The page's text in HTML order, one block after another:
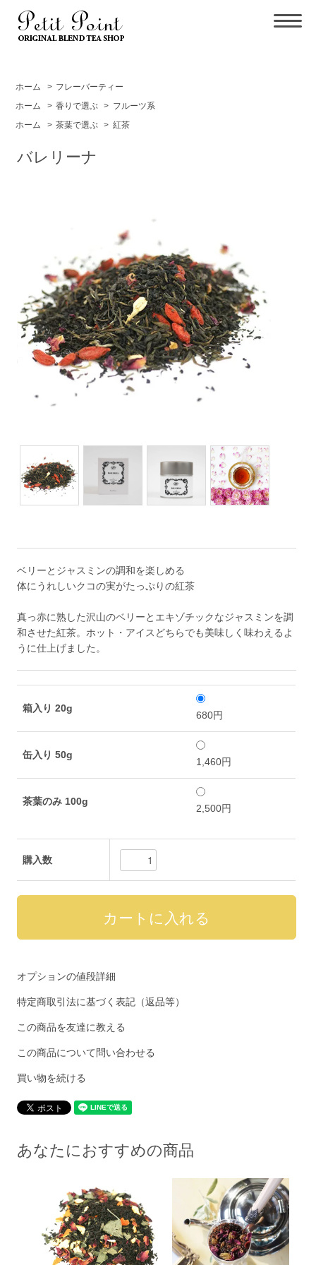
ホーム > フレーバーティー
ホーム
> 香りで選ぶ > フルーツ系
ホーム
> 茶葉で選ぶ > 紅茶
バレリーナ
ベリーとジャスミンの調和を楽しめる
体にうれしいクコの実がたっぷりの紅茶
真っ赤に熟した沢山のベリーとエキゾチックなジャスミンを調
和させた紅茶。ホット・アイスどちらでも美味しく味わえるよ
うに仕上げました。
箱入り 20g
680円
缶入り 50g
1,460円
茶葉のみ 100g
2,500円
購入数
オプションの値段詳細
特定商取引法に基づく表記（返品等）
この商品を友達に教える
この商品について問い合わせる
買い物を続ける
あなたにおすすめの商品